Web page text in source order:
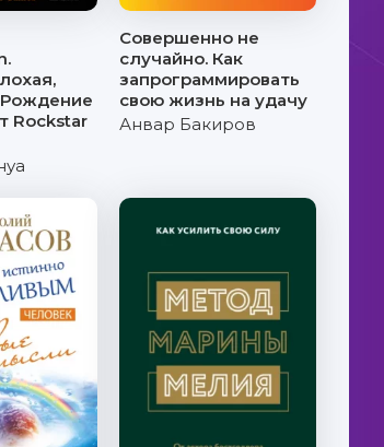
Рождение
Rockstar
Совершенно не
случайно. Как
запрограммировать
свою жизнь на удачу
Анвар Бакиров